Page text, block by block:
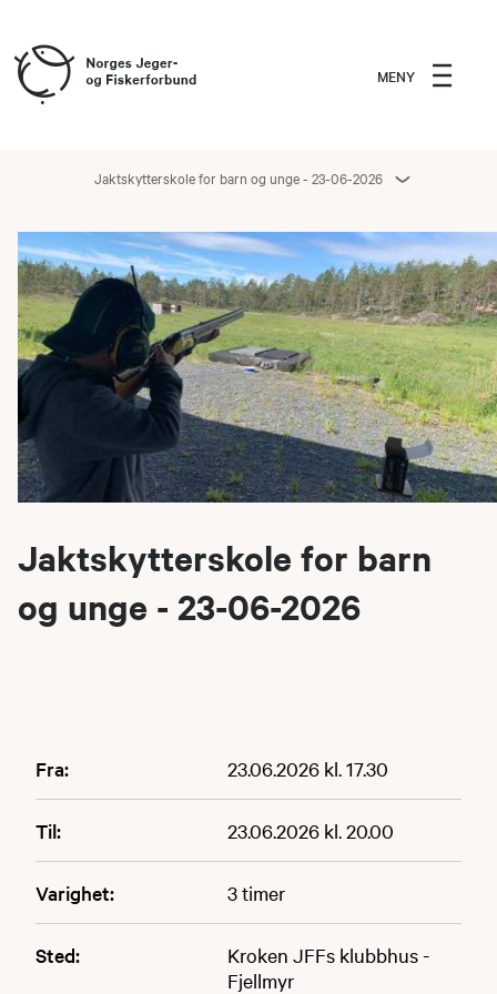
MENY
Jaktskytterskole for barn og unge - 23-06-2026
Jaktskytterskole for barn
og unge - 23-06-2026
Fra: 23.06.2026 kl. 17.30
Til: 23.06.2026 kl. 20.00
Varighet: 3 timer
Sted:
Kroken JFFs klubbhus -
Fjellmyr